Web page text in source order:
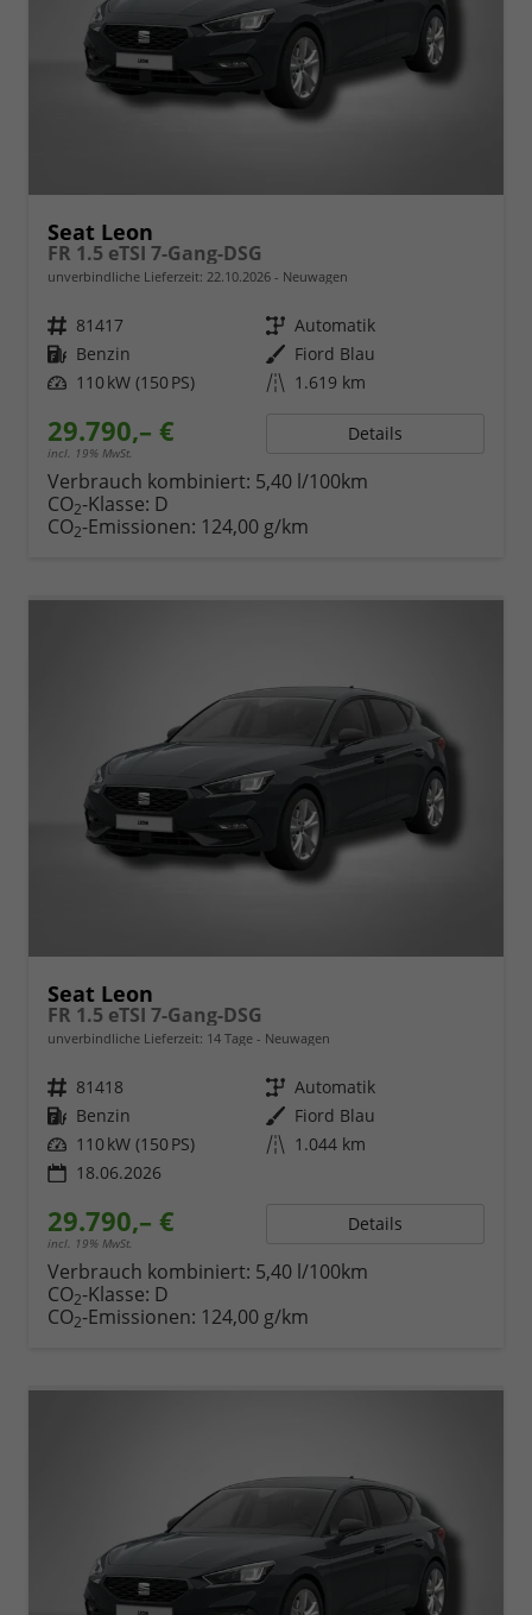
Seat Leon
FR 1.5 eTSI 7-Gang-DSG
unverbindliche Lieferzeit: 22.10.2026 Neuwagen
Fahrzeugnr. 81417 Getriebe Automatik
Kraftstoff Benzin Außenfarbe Fiord Blau
Leistung 110 kW (150 PS) Kilometerstand 1.619 km
29.790,– €
incl. 19% MwSt.
Details
Verbrauch kombiniert: 5,40 l/100km
CO2-Klasse: D
CO2-Emissionen: 124,00 g/km
Seat Leon
FR 1.5 eTSI 7-Gang-DSG
unverbindliche Lieferzeit: 14 Tage Neuwagen
Fahrzeugnr. 81418 Getriebe Automatik
Kraftstoff Benzin Außenfarbe Fiord Blau
Leistung 110 kW (150 PS) Kilometerstand 1.044 km
18.06.2026
29.790,– €
incl. 19% MwSt.
Details
Verbrauch kombiniert: 5,40 l/100km
CO2-Klasse: D
CO2-Emissionen: 124,00 g/km